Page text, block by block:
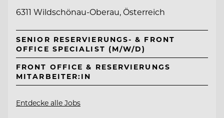
6311 Wildschönau-Oberau, Österreich
SENIOR RESERVIERUNGS- & FRONT
OFFICE SPECIALIST (M/W/D)
FRONT OFFICE & RESERVIERUNGS
MITARBEITER:IN
Entdecke alle Jobs